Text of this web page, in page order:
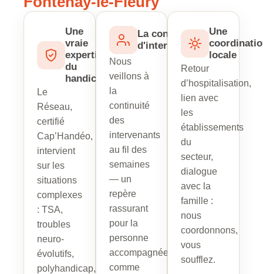
Une
vraie
expertise
du
handicap
Le
Réseau,
certifié
Cap’Handéo,
intervient
sur les
situations
complexes
: TSA,
troubles
neuro-
évolutifs,
polyhandicap,
La continuité
d'intervenant
Nous
veillons à
la
continuité
des
intervenants
au fil des
semaines
— un
repère
rassurant
pour la
personne
accompagnée
comme
Une
locale
Retour
d’hospitalisation,
lien avec
les
établissements
du
secteur,
dialogue
avec la
famille :
nous
coordonnons,
vous
soufflez.